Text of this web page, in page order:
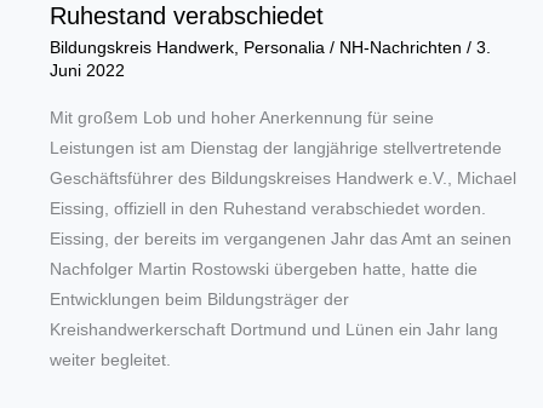
Ruhestand verabschiedet
Bildungskreis Handwerk, Personalia/ NH-Nachrichten / 3.
Juni 2022
Mit großem Lob und hoher Anerkennung für seine
Leistungen ist am Dienstag der langjährige stellvertretende
Geschäftsführer des Bildungskreises Handwerk e.V., Michael
Eissing, offiziell in den Ruhestand verabschiedet worden.
Eissing, der bereits im vergangenen Jahr das Amt an seinen
Nachfolger Martin Rostowski übergeben hatte, hatte die
Entwicklungen beim Bildungsträger der
Kreishandwerkerschaft Dortmund und Lünen ein Jahr lang
weiter begleitet.